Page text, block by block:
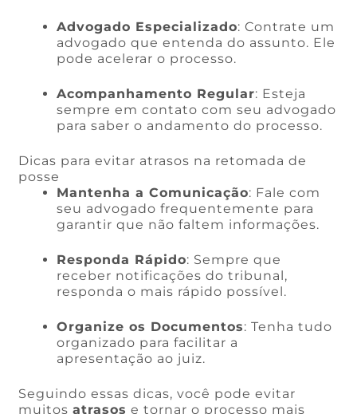
Advogado Especializado: Contrate um
advogado que entenda do assunto. Ele
pode acelerar o processo.
Acompanhamento Regular: Esteja
sempre em contato com seu advogado
para saber o andamento do processo.
Dicas para evitar atrasos na retomada de
posse
Mantenha a Comunicação: Fale com
seu advogado frequentemente para
garantir que não faltem informações.
Responda Rápido: Sempre que
receber notificações do tribunal,
responda o mais rápido possível.
Organize os Documentos: Tenha tudo
organizado para facilitar a
apresentação ao juiz.
Seguindo essas dicas, você pode evitar
muitosatrasos e tornar o processo mais